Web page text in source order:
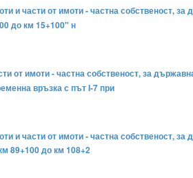
и части от имоти - частна собственост,
до км 15+100" н
от имоти - частна собственост, за
връзка с път I-7 при
и части от имоти - частна собственост,
89+100 до км 108+2